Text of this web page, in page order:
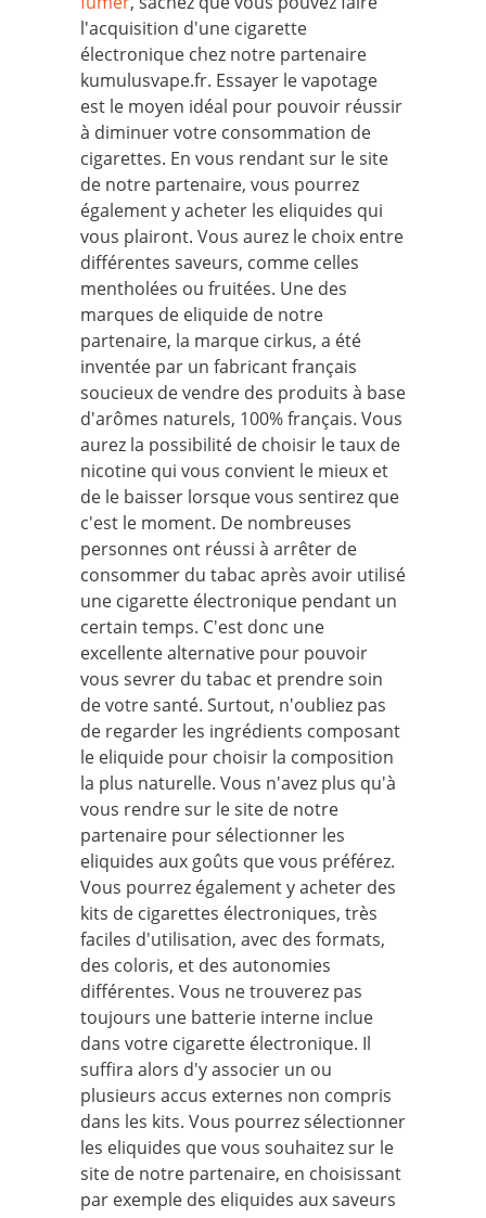
l'acquisition d'une cigarette
électronique chez notre partenaire
kumulusvape.fr. Essayer le vapotage
est le moyen idéal pour pouvoir réussir
à diminuer votre consommation de
cigarettes. En vous rendant sur le site
de notre partenaire, vous pourrez
également y acheter les eliquides qui
vous plairont. Vous aurez le choix entre
différentes saveurs, comme celles
mentholées ou fruitées. Une des
marques de eliquide de notre
partenaire, la marque cirkus, a été
inventée par un fabricant français
soucieux de vendre des produits à base
d'arômes naturels, 100% français. Vous
aurez la possibilité de choisir le taux de
nicotine qui vous convient le mieux et
de le baisser lorsque vous sentirez que
c'est le moment. De nombreuses
personnes ont réussi à arrêter de
consommer du tabac après avoir utilisé
une cigarette électronique pendant un
certain temps. C'est donc une
excellente alternative pour pouvoir
vous sevrer du tabac et prendre soin
de votre santé. Surtout, n'oubliez pas
de regarder les ingrédients composant
le eliquide pour choisir la composition
la plus naturelle. Vous n'avez plus qu'à
vous rendre sur le site de notre
partenaire pour sélectionner les
eliquides aux goûts que vous préférez.
Vous pourrez également y acheter des
kits de cigarettes électroniques, très
faciles d'utilisation, avec des formats,
des coloris, et des autonomies
différentes. Vous ne trouverez pas
toujours une batterie interne inclue
dans votre cigarette électronique. Il
suffira alors d'y associer un ou
plusieurs accus externes non compris
dans les kits. Vous pourrez sélectionner
les eliquides que vous souhaitez sur le
site de notre partenaire, en choisissant
par exemple des eliquides aux saveurs